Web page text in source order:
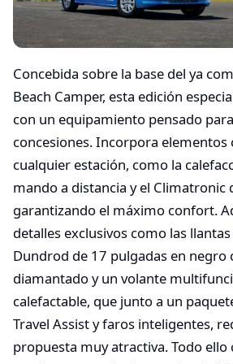
Concebida sobre la base del ya
Beach Camper, esta edición
con un equipamiento pensado
concesiones. Incorpora elementos
cualquier estación, como la
mando a distancia y el Climatronic
garantizando el máximo confort.
detalles exclusivos como las
Dundrod de 17 pulgadas en negro
diamantado y un volante
calefactable, que junto a un
Travel Assist y faros inteligentes,
propuesta muy atractiva. Todo ello